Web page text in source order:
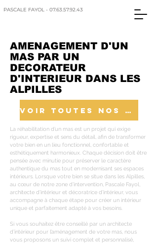
PASCALE FAYOL - 07.63.57.92.43
AMENAGEMENT D'UN
MAS PAR UN
DECORATEUR
D'INTERIEUR DANS LES
ALPILLES
VOIR TOUTES NOS REALISATIONS
La réhabilitation d’un mas est un projet qui exige
rigueur, expertise et sens du détail, afin de transformer
votre bien en un lieu fonctionnel, confortable et
esthétiquement harmonieux. Chaque décision doit être
pensée avec minutie pour préserver le caractère
authentique du mas tout en modernisant ses espaces
intérieurs. Lorsque votre bien se situe dans les Alpilles,
au cœur de notre zone d’intervention, Pascale Fayol,
architecte d’intérieur et décoratrice d’intérieur, vous
accompagne à chaque étape pour créer un intérieur
unique et parfaitement adapté à vos besoins.
Si vous souhaitez être conseillé par un architecte
d’intérieur pour l’aménagement de votre mas, nous
vous proposons un suivi complet et personnalisé,